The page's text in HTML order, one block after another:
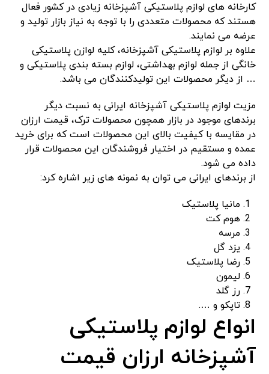
کارخانه های لوازم پلاستیکی آشپزخانه زیادی در کشور فعال
هستند که محصولات متعددی را با توجه به نیاز بازار تولید و
عرضه می نمایند.
علاوه بر لوازم پلاستیکی آشپزخانه، کلیه لوازن پلاستیکی
خانگی از جمله لوازم بهداشتی، لوازم بسته بندی پلاستیکی و
… از دیگر محصولات این تولیدکنندگان می باشد.
مزیت لوازم پلاستیکی آشپزخانه ایرانی به نسبت دیگر
برندهای موجود در بازار همچون محصولات ترک، قیمت ارزان
در مقایسه با کیفیت بالای این محصولات است که برای خرید
عمده و مستقیم در اختیار فروشندگان این محصولات قرار
داده می شود.
از برندهای ایرانی می توان به نمونه های زیر اشاره کرد:
مانیا پلاستیک
هوم کت
مرسه
یزد گل
رضا پلاستیک
لیمون
رز گلد
تاپکو و ….
انواع لوازم پلاستیکی
آشپزخانه ارزان قیمت